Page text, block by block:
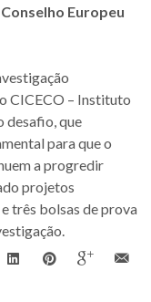
Europeu
CICECO – Instituto
desafio, que
para que o
a progredir
projetos
três bolsas de prova